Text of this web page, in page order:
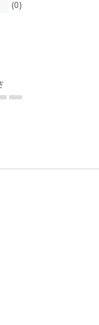
(0)